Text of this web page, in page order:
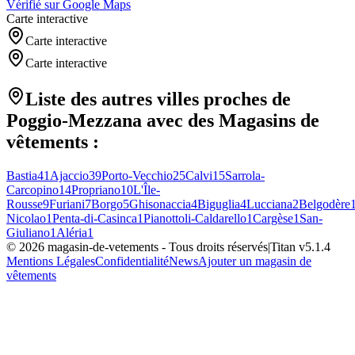
Vérifié sur Google Maps
Carte interactive
Carte interactive
Carte interactive
Liste des autres villes proches de
Poggio-Mezzana avec des Magasins de
vêtements :
Bastia41 Ajaccio39Porto-Vecchio25Calvi15Sarrola-
Carcopino14Propriano10L'Île-
Rousse9Furiani7Borgo5Ghisonaccia4Biguglia4Lucciana2Belgodère
Nicolao1Penta-di-Casinca1Pianottoli-Caldarello1Cargèse1 San-
Giuliano1 Aléria1
© 2026 magasin-de-vetements - Tous droits réservés|Titan v5.1.4
Mentions LégalesConfidentialitéNewsAjouter un magasin de
vêtements